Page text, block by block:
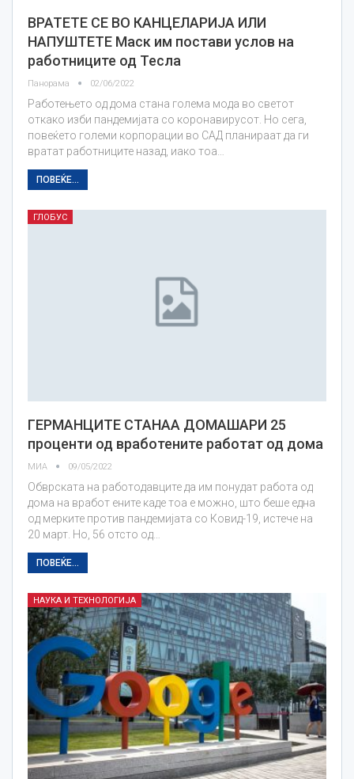
ВРАТЕТЕ СЕ ВО КАНЦЕЛАРИЈА ИЛИ
НАПУШТЕТЕ Маск им постави услов на
работниците од Тесла
Панорама 02/06/2022
Работењето од дома стана голема мода во светот
откако изби пандемијата со коронавирусот. Но сега,
повеќето големи корпорации во САД планираат да ги
вратат работниците назад, иако тоа…
ПОВЕЌЕ...
ГЛОБУС
ГЕРМАНЦИТЕ СТАНАА ДОМАШАРИ 25
проценти од вработените работат од дома
МИА 09/05/2022
Обврската на работодавците да им понудат работа од
дома на вработ ените каде тоа е можно, што беше една
од мерките против пандемијата со Ковид-19, истече на
20 март. Но, 56 отсто од…
ПОВЕЌЕ...
НАУКА И ТЕХНОЛОГИЈА